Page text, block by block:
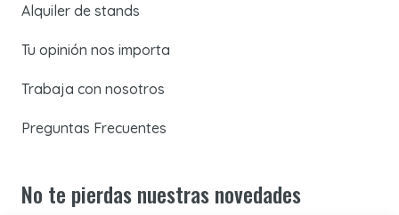
Alquiler de stands
Tu opinión nos importa
Trabaja con nosotros
Preguntas Frecuentes
No te pierdas nuestras novedades